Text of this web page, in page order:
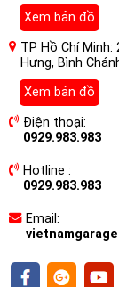
Nón DPC một
một mặt phẳng
động lực của
thiện chuyển
có mức độ biến
tần số thấp tốt
Xem bản đồ
TP Hồ Chí
Hưng, Bình
Xem bản đồ
Điện thoại:
0929.983.983
Hotline :
0929.983.983
Email: